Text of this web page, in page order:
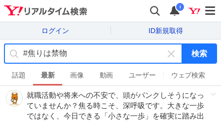
i
ログイン ID新規取得
キ
ー
ワ
ー
ド
を
検索
話題 最新 画像 動画 ユーザー ウェブ検索
就職活動や将来への不安で、頭がパンクしそうになっ
ていませんか？焦る時こそ、深呼吸です。大きな一歩
ではなく、今日できる「小さな一歩」を確実に踏み出